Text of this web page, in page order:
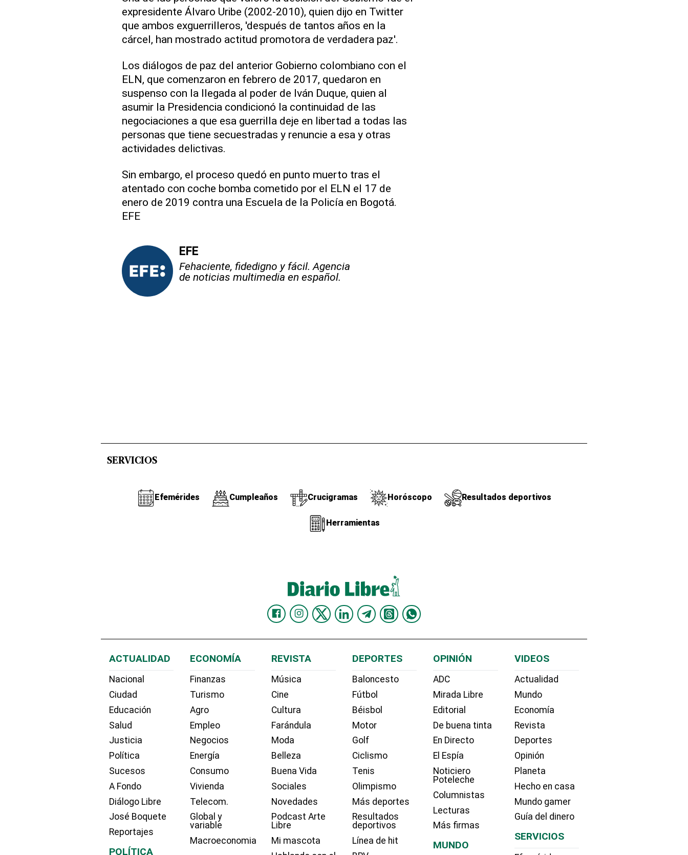
expresidente Álvaro Uribe (2002-2010), quien dijo en Twitter
que ambos exguerrilleros, 'después de tantos años en la
cárcel, han mostrado actitud promotora de verdadera paz'.
Los diálogos de paz del anterior Gobierno colombiano con el
ELN, que comenzaron en febrero de 2017, quedaron en
suspenso con la llegada al poder de Iván Duque, quien al
asumir la Presidencia condicionó la continuidad de las
negociaciones a que esa guerrilla deje en libertad a todas las
personas que tiene secuestradas y renuncie a esa y otras
actividades delictivas.
Sin embargo, el proceso quedó en punto muerto tras el
atentado con coche bomba cometido por el ELN el 17 de
enero de 2019 contra una Escuela de la Policía en Bogotá.
EFE
EFE
Fehaciente, fidedigno y fácil. Agencia
de noticias multimedia en español.
SERVICIOS
Efemérides Cumpleaños Crucigramas Horóscopo Resultados deportivos
Herramientas
ACTUALIDAD
Nacional
Ciudad
Educación
Salud
Justicia
Política
Sucesos
A Fondo
Diálogo Libre
José Boquete
Reportajes
POLÍTICA
ECONOMÍA
Finanzas
Turismo
Agro
Empleo
Negocios
Energía
Consumo
Vivienda
Telecom.
Global y
variable
Macroeconomia
REVISTA
Música
Cine
Cultura
Farándula
Moda
Belleza
Buena Vida
Sociales
Novedades
Podcast Arte
Libre
Mi mascota
DEPORTES
Baloncesto
Fútbol
Béisbol
Motor
Golf
Ciclismo
Tenis
Olimpismo
Más deportes
Resultados
deportivos
Línea de hit
OPINIÓN
ADC
Mirada Libre
Editorial
De buena tinta
En Directo
El Espía
Noticiero
Poteleche
Columnistas
Lecturas
Más firmas
MUNDO
VIDEOS
Actualidad
Mundo
Economía
Revista
Deportes
Opinión
Planeta
Hecho en casa
Mundo gamer
Guía del dinero
SERVICIOS